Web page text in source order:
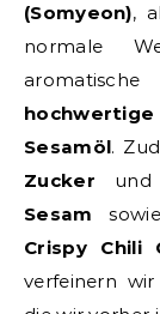
(Somyeon),
normale
hochwertige
Sesamöl.
Zucker und
Sesam
Crispy Chili
verfeinern